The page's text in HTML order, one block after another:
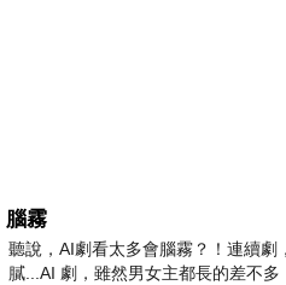
腦霧
聽說，AI劇看太多會腦霧？！連續
膩...AI 劇，雖然男女主都長的差不